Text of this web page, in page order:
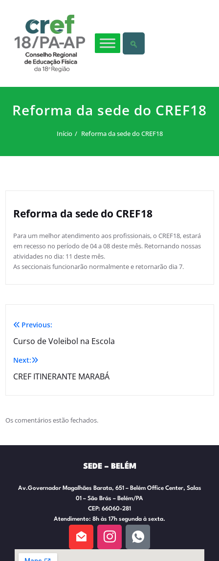
Reforma da sede do CREF18
Início Reforma da sede do CREF18
Reforma da sede do CREF18
Para um melhor atendimento aos profissionais, o CREF18, estará
em recesso no período de 04 a 08 deste mês. Retornando nossas
atividades no dia: 11 deste mês.
As seccionais funcionarão normalmente e retornarão dia 7.
Previous:
Curso de Voleibol na Escola
Next:
CREF ITINERANTE MARABÁ
Os comentários estão fechados.
SEDE – BELÉM
Av.Governador Magalhães Barata, 651 – Belém Office Center, Salas
01 – São Brás – Belém/PA
CEP: 66060-281
Atendimento: 8h às 17h segunda à sexta.